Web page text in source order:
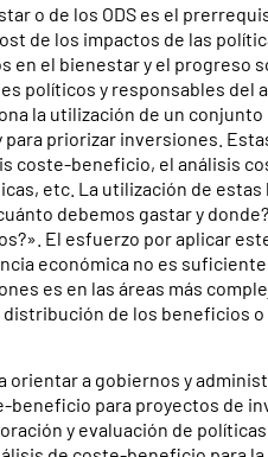
o de los ODS es el
de los impactos de las
en el bienestar y el progreso
políticos y responsables del
la utilización de un
priorizar inversiones.
coste-beneficio, el análisis
etc. La utilización de
debemos gastar y
El esfuerzo por aplicar
económica no es
es en las áreas más
de los beneficios
a gobiernos y
beneficio para proyectos de
y evaluación de